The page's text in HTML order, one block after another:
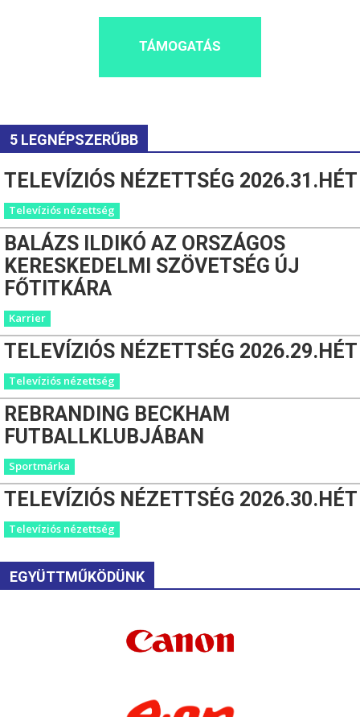
TÁMOGATÁS
5 LEGNÉPSZERŰBB
TELEVÍZIÓS NÉZETTSÉG 2026.31.HÉT
Televíziós nézettség
BALÁZS ILDIKÓ AZ ORSZÁGOS
KERESKEDELMI SZÖVETSÉG ÚJ
FŐTITKÁRA
Karrier
TELEVÍZIÓS NÉZETTSÉG 2026.29.HÉT
Televíziós nézettség
REBRANDING BECKHAM
FUTBALLKLUBJÁBAN
Sportmárka
TELEVÍZIÓS NÉZETTSÉG 2026.30.HÉT
Televíziós nézettség
EGYÜTTMŰKÖDÜNK